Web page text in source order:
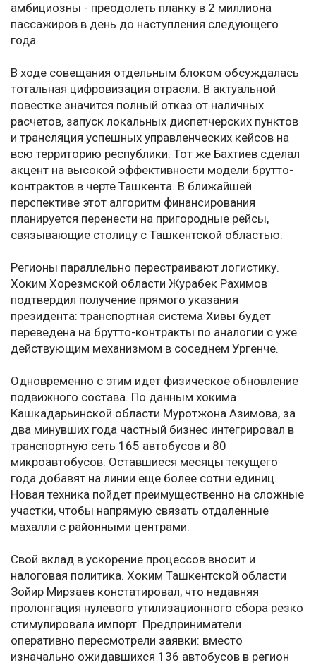
амбициозны - преодолеть планку в 2 миллиона
пассажиров в день до наступления следующего
года.
В ходе совещания отдельным блоком обсуждалась
тотальная цифровизация отрасли. В актуальной
повестке значится полный отказ от наличных
расчетов, запуск локальных диспетчерских пунктов
и трансляция успешных управленческих кейсов на
всю территорию республики. Тот же Бахтиев сделал
акцент на высокой эффективности модели брутто-
контрактов в черте Ташкента. В ближайшей
перспективе этот алгоритм финансирования
планируется перенести на пригородные рейсы,
связывающие столицу с Ташкентской областью.
Регионы параллельно перестраивают логистику.
Хоким Хорезмской области Журабек Рахимов
подтвердил получение прямого указания
президента: транспортная система Хивы будет
переведена на брутто-контракты по аналогии с уже
действующим механизмом в соседнем Ургенче.
Одновременно с этим идет физическое обновление
подвижного состава. По данным хокима
Кашкадарьинской области Муротжона Азимова, за
два минувших года частный бизнес интегрировал в
транспортную сеть 165 автобусов и 80
микроавтобусов. Оставшиеся месяцы текущего
года добавят на линии еще более сотни единиц.
Новая техника пойдет преимущественно на сложные
участки, чтобы напрямую связать отдаленные
махалли с районными центрами.
Свой вклад в ускорение процессов вносит и
налоговая политика. Хоким Ташкентской области
Зойир Мирзаев констатировал, что недавняя
пролонгация нулевого утилизационного сбора резко
стимулировала импорт. Предприниматели
оперативно пересмотрели заявки: вместо
изначально ожидавшихся 136 автобусов в регион